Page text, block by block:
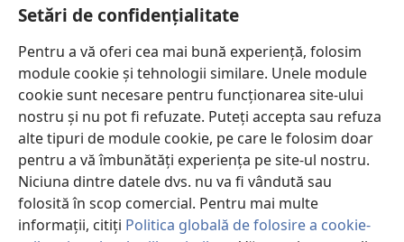
Setări de confidențialitate
Pentru a vă oferi cea mai bună experiență, folosim
module cookie și tehnologii similare. Unele module
cookie sunt necesare pentru funcționarea site-ului
nostru și nu pot fi refuzate. Puteți accepta sau refuza
alte tipuri de module cookie, pe care le folosim doar
pentru a vă îmbunătăți experiența pe site-ul nostru.
Niciuna dintre datele dvs. nu va fi vândută sau
folosită în scop comercial. Pentru mai multe
informații, citiți Politica globală de folosire a cookie-
(se
deschide
o
fereastră
nouă)
Watchtower – BIBLIOTECĂ ONLINE™
(se
deschide
o
fereastră
JW Hub ®
(se
deschide
o
fereastră
nouă)
JW Library®
Watchtower Library